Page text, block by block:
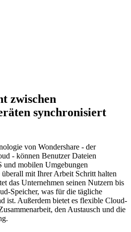
zwischen
synchronisiert
von Wondershare - der
- können Benutzer Dateien
mobilen Umgebungen
überall mit Ihrer Arbeit Schritt halten
das Unternehmen seinen Nutzern bis
Speicher, was für die tägliche
ist. Außerdem bietet es flexible Cloud-
den Austausch und die